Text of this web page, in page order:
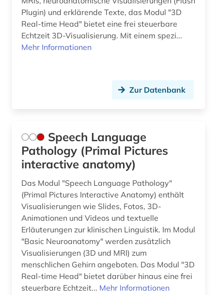
Plugin) und erklärende Texte, das Modul "3D
Real-time Head" bietet eine frei steuerbare
Echtzeit 3D-Visualisierung. Mit einem spezi...
Mehr Informationen
Zur Datenbank
Speech Language
Pathology (Primal Pictures
interactive anatomy)
Das Modul "Speech Language Pathology"
(Primal Pictures Interactive Anatomy) enthält
Visualisierungen wie Slides, Fotos, 3D-
Animationen und Videos und textuelle
Erläuterungen zur klinischen Linguistik. Im Modul
"Basic Neuroanatomy" werden zusätzlich
Visualisierungen (3D und MRI) zum
menschlichen Gehirn angeboten. Das Modul "3D
Real-time Head" bietet darüber hinaus eine frei
steuerbare Echtzeit... Mehr Informationen